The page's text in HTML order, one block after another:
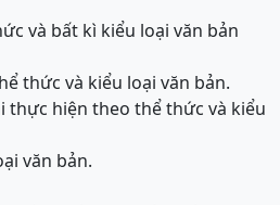
và bất kì kiểu loại văn bản
thức và kiểu loại văn bản.
thực hiện theo thể thức và kiểu
văn bản.